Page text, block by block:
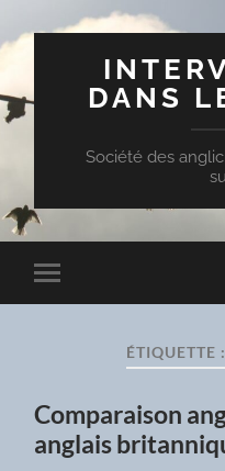
DANS
Société des
Toggle
mobile
ÉTIQUETTE :
Comparaison
anglais